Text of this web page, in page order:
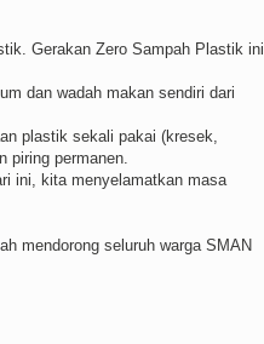
Gerakan Zero Sampah Plastik ini
dan wadah makan sendiri dari
plastik sekali pakai (kresek,
piring permanen.
ini, kita menyelamatkan masa
mendorong seluruh warga SMAN